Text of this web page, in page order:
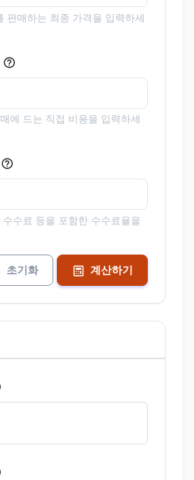
판매하는 최종 가격을 입력하세
에 드는 직접 비용을 입력하세
수료 등을 포함한 수수료율을
초기화 계산하기